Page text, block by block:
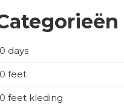
days
feet
feet kleding